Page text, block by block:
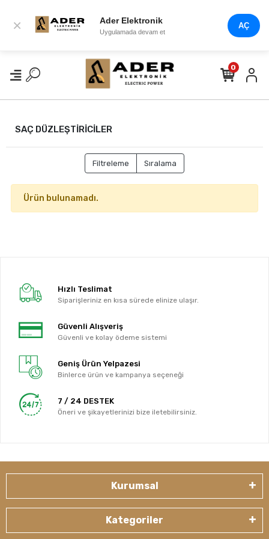
× Ader Elektronik
Uygulamada devam et
AÇ
0
SAÇ DÜZLEŞTİRİCİLER
Filtreleme Sıralama
Ürün bulunamadı.
Hızlı Teslimat
Siparişleriniz en kısa sürede elinize ulaşır.
Güvenli Alışveriş
Güvenli ve kolay ödeme sistemi
Geniş Ürün Yelpazesi
Binlerce ürün ve kampanya seçeneği
7 / 24 DESTEK
Öneri ve şikayetlerinizi bize iletebilirsiniz.
Kurumsal
Kategoriler